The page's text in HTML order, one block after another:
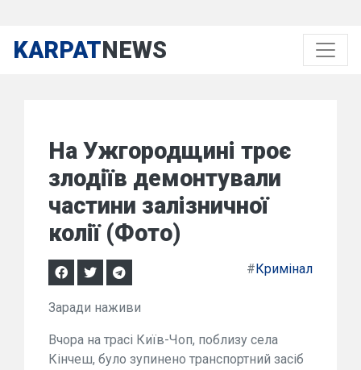
KARPATNEWS
На Ужгородщині троє
злодіїв демонтували
частини залізничної
колії (Фото)
#Кримінал
Заради наживи
Вчора на трасі Київ-Чоп, поблизу села
Кінчеш, було зупинено транспортний засіб